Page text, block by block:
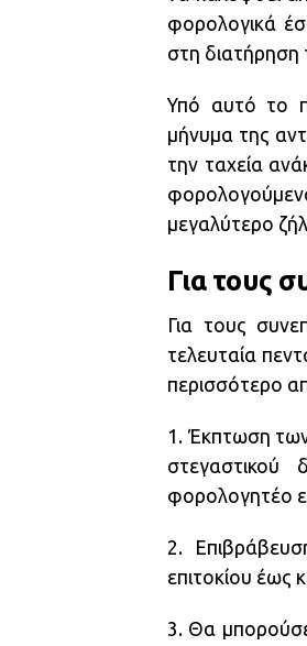
φορολογικά
στη διατήρηση
Υπό αυτό το
μήνυμα της
την ταχεία
μεγαλύτερο
Για τους
Για τους
τελευταία
περισσότερο
1. Έκπτωση
φορολογητέο
2.
επιτοκίου έως
3. Θα μπορούσε